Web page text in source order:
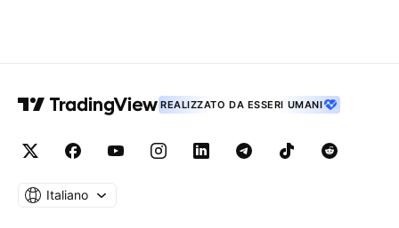
REALIZZATO DA ESSERI UMANI
Italiano